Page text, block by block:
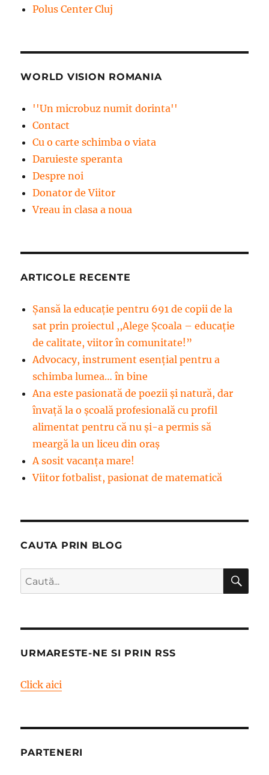
Polus Center Cluj
WORLD VISION ROMANIA
''Un microbuz numit dorinta''
Contact
Cu o carte schimba o viata
Daruieste speranta
Despre noi
Donator de Viitor
Vreau in clasa a noua
ARTICOLE RECENTE
Șansă la educație pentru 691 de copii de la
sat prin proiectul ,,Alege Școala – educație
de calitate, viitor în comunitate!”
Advocacy, instrument esenţial pentru a
schimba lumea… în bine
Ana este pasionată de poezii și natură, dar
învață la o școală profesională cu profil
alimentat pentru că nu și-a permis să
meargă la un liceu din oraș
A sosit vacanța mare!
Viitor fotbalist, pasionat de matematică
CAUTA PRIN BLOG
Caută
după:
URMARESTE-NE SI PRIN RSS
Click aici
PARTENERI